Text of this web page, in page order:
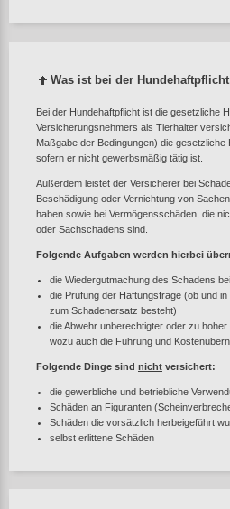
Was ist bei der
Bei der Hundehaftpflicht ist die gesetzliche
Versicherungsnehmers als Tierhalter
Maßgabe der Bedingungen) die gesetzliche
sofern er nicht gewerbsmäßig tätig ist.
Außerdem leistet der Versicherer bei
Beschädigung oder Vernichtung von
haben sowie bei Vermögensschäden, die
oder Sachschadens sind.
Folgende Aufgaben werden hierbei
die Wiedergutmachung des Schadens
die Prüfung der Haftungsfrage (ob und
zum Schadenersatz besteht)
die Abwehr unberechtigter oder zu
wozu auch die Führung und
Folgende Dinge sind nicht versichert:
die gewerbliche und betriebliche
Schäden an Figuranten
Schäden die vorsätzlich herbeigeführt
selbst erlittene Schäden